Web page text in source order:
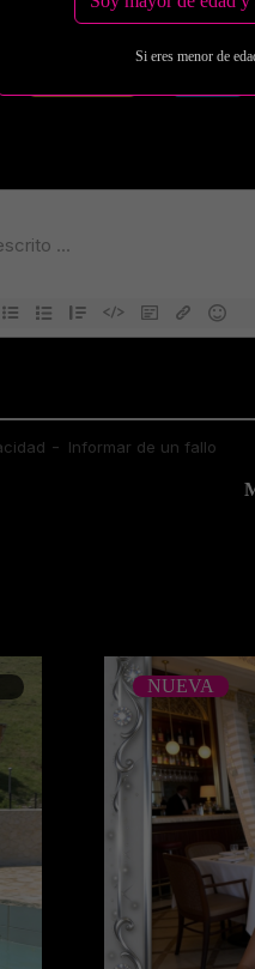
Si eres menor de
NUEVA
LAURI
CATALOGO
Platinum Esta
nuestro
Selección
nivel de